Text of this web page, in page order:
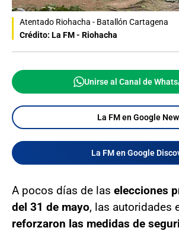
Atentado Riohacha - Batallón Cartagena
Crédito: La FM - Riohacha
Unirse al Canal de
La FM en Google
La FM en Google
A pocos días de las elecciones
del 31 de mayo, las autoridades
reforzaron las medidas de